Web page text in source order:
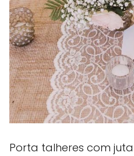
Porta talheres com